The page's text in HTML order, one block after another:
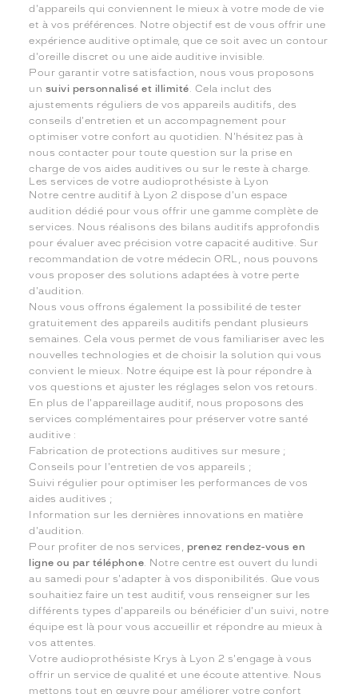
d'appareils qui conviennent le mieux à votre mode de vie
et à vos préférences. Notre objectif est de vous offrir une
expérience auditive optimale, que ce soit avec un contour
d'oreille discret ou une aide auditive invisible.
Pour garantir votre satisfaction, nous vous proposons
un suivi personnalisé et illimité. Cela inclut des
ajustements réguliers de vos appareils auditifs, des
conseils d'entretien et un accompagnement pour
optimiser votre confort au quotidien. N'hésitez pas à
nous contacter pour toute question sur la prise en
charge de vos aides auditives ou sur le reste à charge.
Les services de votre audioprothésiste à Lyon
Notre centre auditif à Lyon 2 dispose d'un espace
audition dédié pour vous offrir une gamme complète de
services. Nous réalisons des bilans auditifs approfondis
pour évaluer avec précision votre capacité auditive. Sur
recommandation de votre médecin ORL, nous pouvons
vous proposer des solutions adaptées à votre perte
d'audition.
Nous vous offrons également la possibilité de tester
gratuitement des appareils auditifs pendant plusieurs
semaines. Cela vous permet de vous familiariser avec les
nouvelles technologies et de choisir la solution qui vous
convient le mieux. Notre équipe est là pour répondre à
vos questions et ajuster les réglages selon vos retours.
En plus de l'appareillage auditif, nous proposons des
services complémentaires pour préserver votre santé
auditive :
Fabrication de protections auditives sur mesure ;
Conseils pour l'entretien de vos appareils ;
Suivi régulier pour optimiser les performances de vos
aides auditives ;
Information sur les dernières innovations en matière
d'audition.
Pour profiter de nos services, prenez rendez-vous en
ligne ou par téléphone. Notre centre est ouvert du lundi
au samedi pour s'adapter à vos disponibilités. Que vous
souhaitiez faire un test auditif, vous renseigner sur les
différents types d'appareils ou bénéficier d'un suivi, notre
équipe est là pour vous accueillir et répondre au mieux à
vos attentes.
Votre audioprothésiste Krys à Lyon 2 s'engage à vous
offrir un service de qualité et une écoute attentive. Nous
mettons tout en œuvre pour améliorer votre confort